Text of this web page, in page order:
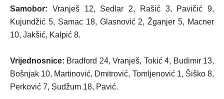
Samobor: Vranješ 12, Sedlar 2, Rašić 3, Pavičić 9,
Kujundžić 5, Samac 18, Glasnović 2, Žganjer 5, Macner
10, Jakšić, Kalpić 8.
Vrijednosnice: Bradford 24, Vranješ, Tokić 4, Budimir 13,
Bošnjak 10, Martinović, Dmitrović, Tomljenović 1, Šiško 8,
Perković 7, Sudžum 18, Pavić.